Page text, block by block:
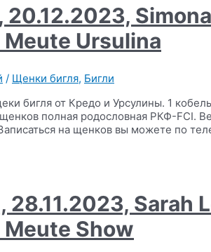
Ursulina
/ Щенки бигля, Бигли
бигля от Кредо и Урсулины. 1
полная родословная РКФ-FCI.
на щенков вы можете по
Sarah
Show